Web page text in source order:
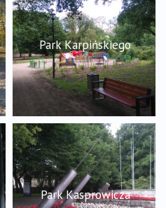
Park Karpińskiego
Park Kasprowicza